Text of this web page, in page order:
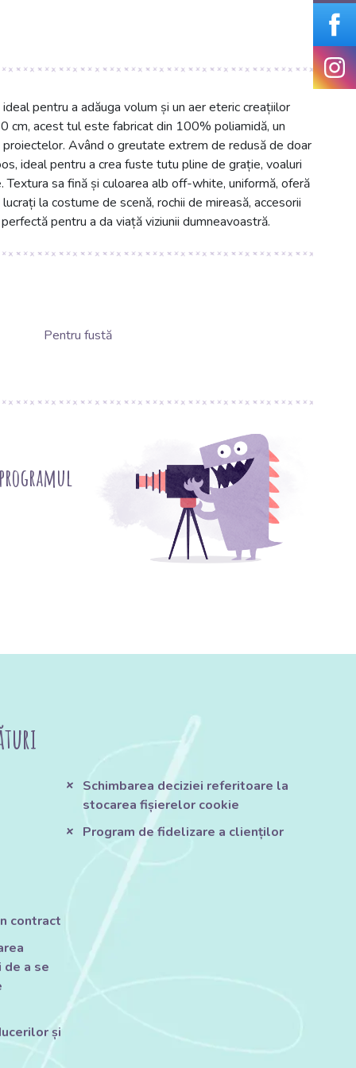
pentru a adăuga volum și un aer eteric creațiilor
cm, acest tul este fabricat din 100% poliamidă, un
Având o greutate extrem de redusă de doar
ideal pentru a crea fuste tutu pline de grație, voaluri
sa fină și culoarea alb off-white, uniformă, oferă
la costume de scenă, rochii de mireasă, accesorii
pentru a da viață viziunii dumneavoastră.
Pentru fustă
contract
a se
și
Schimbarea deciziei referitoare la
stocarea fișierelor cookie
Program de fidelizare a clienților